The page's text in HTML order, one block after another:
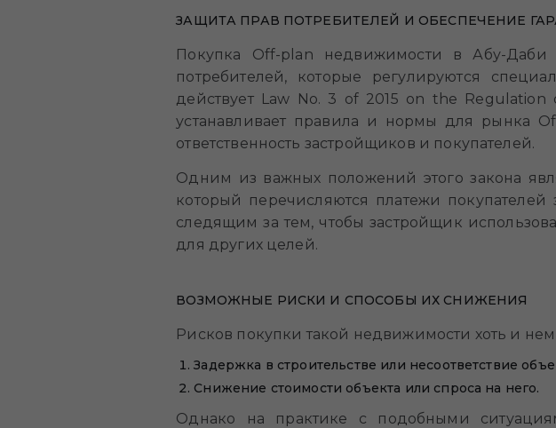
ЗАЩИТА ПРАВ ПОТРЕБИТЕЛЕЙ И ОБЕСПЕЧЕНИЕ
Покупка Off-plan недвижимости в Абу-Даби
потребителей, которые регулируются
действует Law No. 3 of 2015 on the
устанавливает правила и нормы для рынка
ответственность застройщиков и покупателей.
Одним из важных положений этого закона
который перечисляются платежи
следящим за тем, чтобы застройщик
для других целей.
ВОЗМОЖНЫЕ РИСКИ И СПОСОБЫ ИХ СНИЖЕНИЯ
Рисков покупки такой недвижимости хоть и
Задержка в строительстве или несоответствие
Снижение стоимости объекта или спроса на него.
Однако на практике с подобными